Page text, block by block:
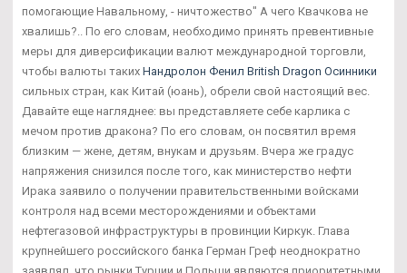
помогающие Навальному, - ничтожество" А чего Квачкова не
хвалишь?.. По его словам, необходимо принять превентивные
меры для диверсификации валют международной торговли,
чтобы валюты таких Нандролон Фенил British Dragon Осинники
сильных стран, как Китай (юань), обрели свой настоящий вес.
Давайте еще нагляднее: вы представляете себе карлика с
мечом против дракона? По его словам, он посвятил время
близким — жене, детям, внукам и друзьям. Вчера же градус
напряжения снизился после того, как министерство нефти
Ирака заявило о получении правительственными войсками
контроля над всеми месторождениями и объектами
нефтегазовой инфраструктуры в провинции Киркук. Глава
крупнейшего российского банка Герман Греф неоднократно